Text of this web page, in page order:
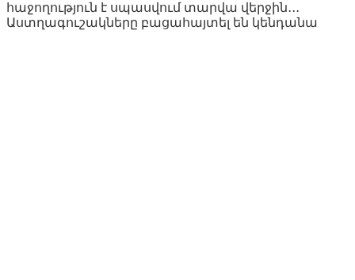
հաջողություն է սպասվում տարվա վերջին․․․
Աստղագուշակները բացահայտել են կենդանա